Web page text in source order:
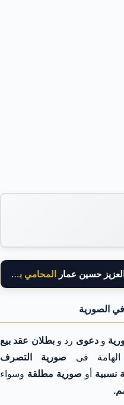
حسين عمار المحامي بالنقض
الصورية
ودعوى رد وبطلان عقد بيع
فى صورية التصرف
نسبية أو صورية مطلقة وسواء